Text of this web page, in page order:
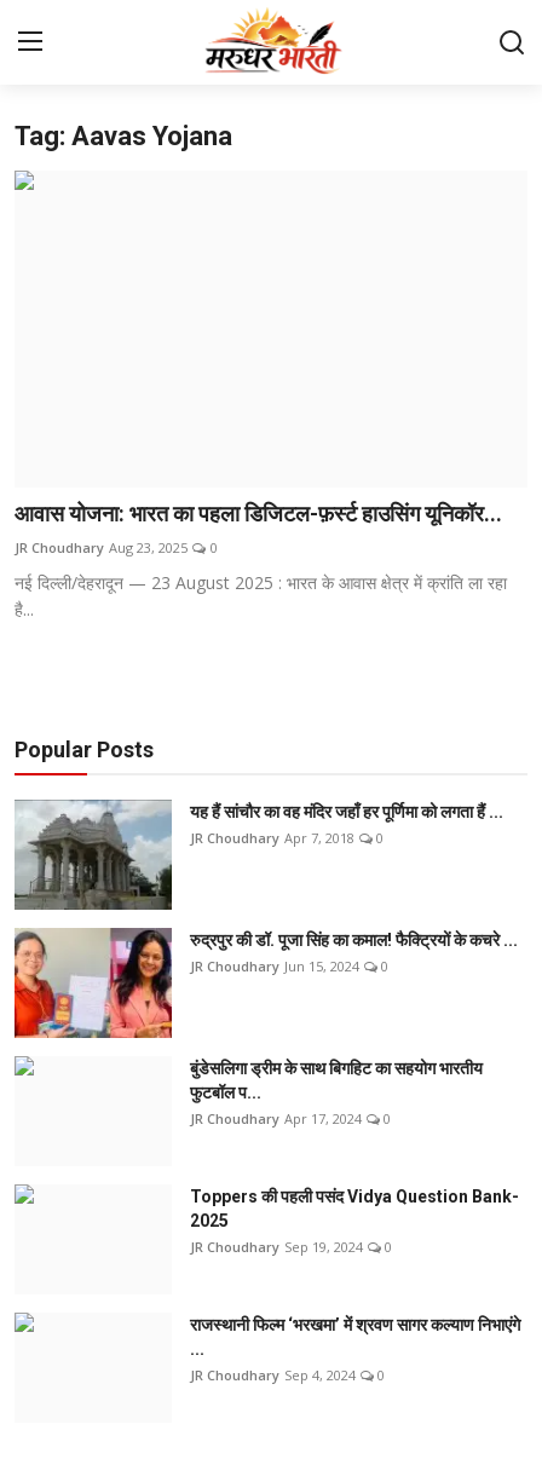
Home
मनोरंजन
टेक
खेल
विशेष
Tag: Aavas Yojana
आवास योजना: भारत का पहला डिजिटल-फ़र्स्ट हाउसिंग यूनिकॉर...
JR Choudhary Aug 23, 2025 0
नई दिल्ली/देहरादून — 23 August 2025 : भारत के आवास क्षेत्र में क्रांति ला रहा
है...
Popular Posts
यह हैं सांचौर का वह मंदिर जहाँ हर पूर्णिमा को लगता हैं ...
JR Choudhary Apr 7, 2018 0
रुद्रपुर की डॉ. पूजा सिंह का कमाल! फैक्ट्रियों के कचरे ...
JR Choudhary Jun 15, 2024 0
बुंडेसलिगा ड्रीम के साथ बिगहिट का सहयोग भारतीय
फुटबॉल प...
JR Choudhary Apr 17, 2024 0
Toppers की पहली पसंद Vidya Question Bank-
2025
JR Choudhary Sep 19, 2024 0
राजस्थानी फिल्म ‘भरखमा’ में श्रवण सागर कल्याण निभाएंगे
...
JR Choudhary Sep 4, 2024 0